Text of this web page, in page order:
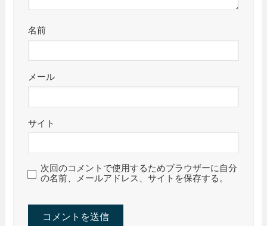
名前
メール
サイト
次回のコメントで使用するためブラウザーに自分
の名前、メールアドレス、サイトを保存する。